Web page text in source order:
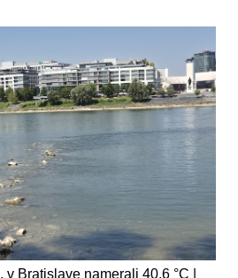
Bratislave namerali 40,6 °C |